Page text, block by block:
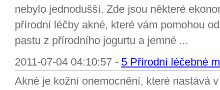
nebylo jednodušší. Zde jsou některé
přírodní léčby akné, které vám pomohou
pastu z přírodního jogurtu a jemné ...
2011-07-04 04:10:57 - 5 Přírodní léčebné
Akné je kožní onemocnění, které nastává